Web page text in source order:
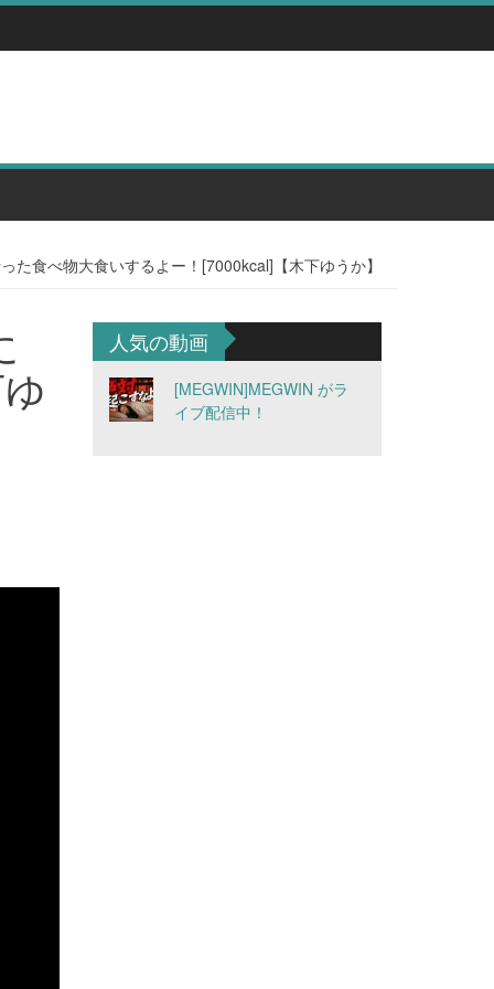
た食べ物大食いするよー！[7000kcal]【木下ゆうか】
人気の動画
[MEGWIN]MEGWIN がラ
イブ配信中！